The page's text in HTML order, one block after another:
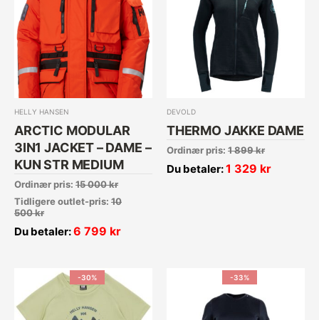
HELLY HANSEN
ARCTIC MODULAR
3IN1 JACKET – DAME –
KUN STR MEDIUM
Ordinær pris: 15 000kr
Tidligere outlet-pris: 10
500kr
Du betaler:6 799 kr
DEVOLD
THERMO JAKKE DAME
Ordinær pris: 1 899kr
Du betaler:1 329 kr
-30% -33%